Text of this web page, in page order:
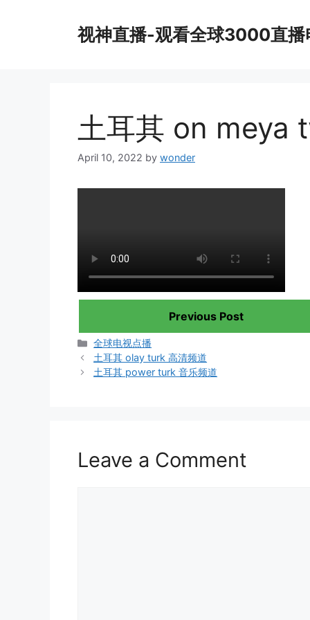
视神直播-观看全球3000直播
土耳其 on meya
April 10, 2022 by wonder
Previous Post
Categories
全球电视点播
土耳其 olay turk 高清频道
土耳其 power turk 音乐频道
Leave a Comment